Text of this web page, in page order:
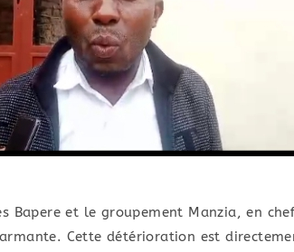
Bapere et le groupement Manzia, en
Cette détérioration est